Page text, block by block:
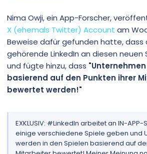
Nima Owji, ein App-Forscher,
X (ehemals Twitter) Account am
Beweise dafür gefunden hatte, dass
gehörende LinkedIn an diesen
und fügte hinzu, dass
basierend auf den Punkten ihrer
bewertet werden!"
EXKLUSIV: #LinkedIn arbeitet an IN-APP-
einige verschiedene Spiele geben und
werden in den Spielen basierend auf